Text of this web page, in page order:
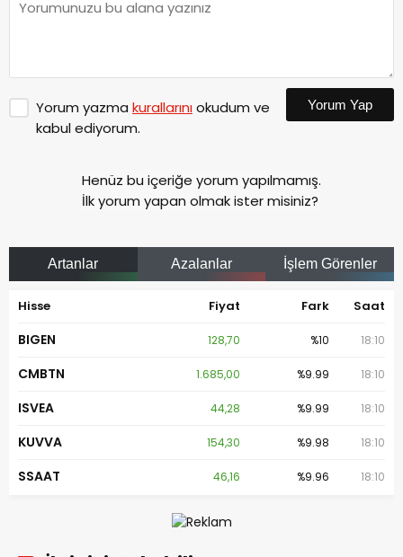
Yorum yazma kurallarınıokudum ve
kabul ediyorum.
Yorum Yap
Henüz bu içeriğe yorum yapılmamış.
İlk yorum yapan olmak ister misiniz?
Artanlar Azalanlar İşlem Görenler
Hisse Fiyat Fark Saat
BIGEN 128,70 %10 18:10
CMBTN 1.685,00 %9.99 18:10
ISVEA 44,28 %9.99 18:10
KUVVA 154,30 %9.98 18:10
SSAAT 46,16 %9.96 18:10